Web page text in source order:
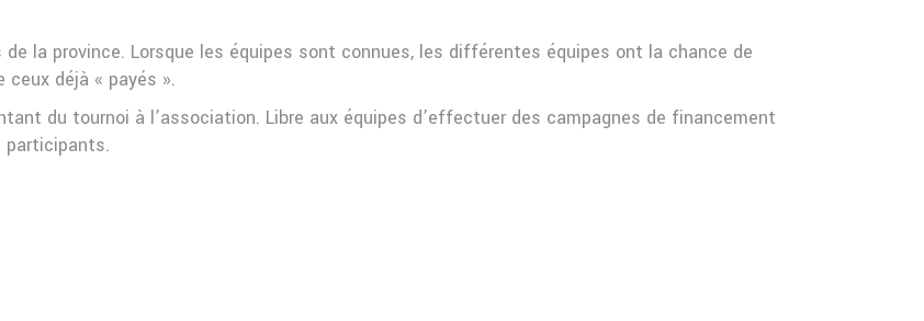
de la province. Lorsque les équipes sont connues, les différentes équipes ont la chance de
ceux déjà « payés ».
du tournoi à l’association. Libre aux équipes d’effectuer des campagnes de financement
participants.